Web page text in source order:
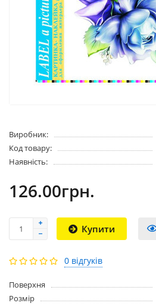
Виробник:
Код товару:
Наявність:
126.00грн.
Купити
0 відгуків
Поверхня
Розмір